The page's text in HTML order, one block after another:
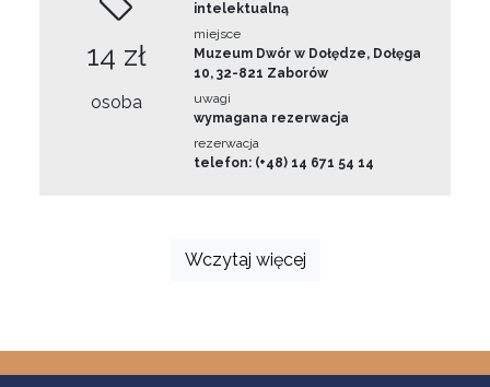
14 zł
osoba
intelektualną
miejsce
Muzeum Dwór w Dołędze, Dołęga
10, 32-821 Zaborów
uwagi
wymagana rezerwacja
rezerwacja
telefon: (+48) 14 671 54 14
Wczytaj więcej